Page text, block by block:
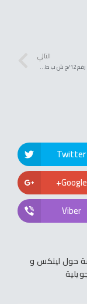
التالي
إعلان عن إستشارة رقم 12/ج ش ب ط/2026 قصد مصاريف الطباعة و الإستنساخ (إقتناء الأختام و اللوحات الإشهارية)
Twitter
Google+
Viber
حول لينكس و